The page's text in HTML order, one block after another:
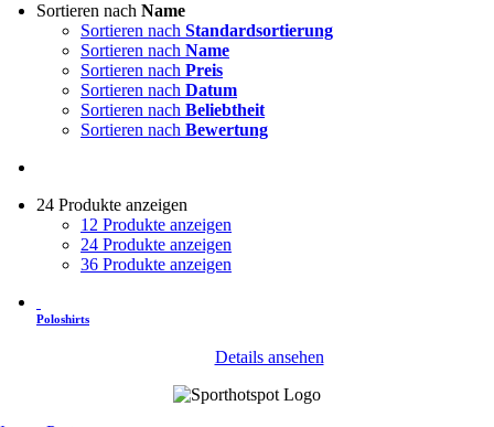
Sortieren nach Name
Sortieren nach Standardsortierung
Sortieren nach Name
Sortieren nach Preis
Sortieren nach Datum
Sortieren nach Beliebtheit
Sortieren nach Bewertung
24 Produkte anzeigen
12 Produkte anzeigen
24 Produkte anzeigen
36 Produkte anzeigen
Poloshirts
Details ansehen